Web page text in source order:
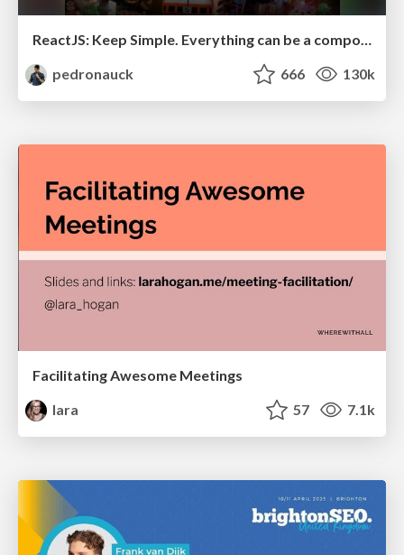
ReactJS: Keep Simple. Everything can be a component!
pedronauck
666 130k
Facilitating Awesome Meetings
lara
57 7.1k